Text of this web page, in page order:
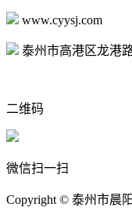
www.cyysj.com
泰州市高港区龙港
二维码
微信扫一扫
Copyright © 泰州市晨